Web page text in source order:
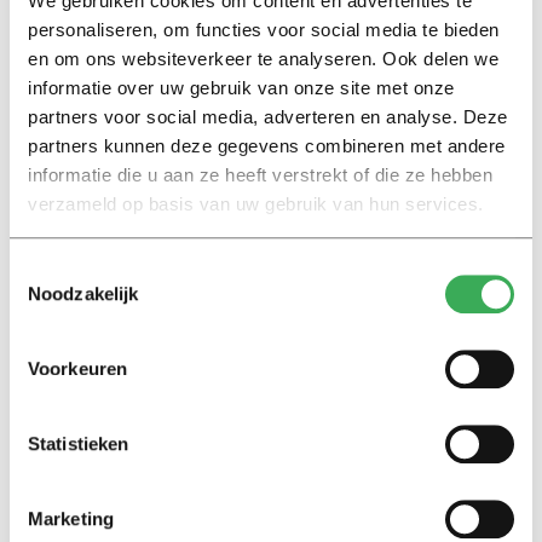
personaliseren, om functies voor social media te bieden
en om ons websiteverkeer te analyseren. Ook delen we
informatie over uw gebruik van onze site met onze
partners voor social media, adverteren en analyse. Deze
partners kunnen deze gegevens combineren met andere
informatie die u aan ze heeft verstrekt of die ze hebben
verzameld op basis van uw gebruik van hun services.
Noodzakelijk
Voorkeuren
Statistieken
Marketing
lichting studenten heeft voor zover bekend geen
klachten over hem.
De UvA heeft kritiek op het NRC-artikel. Het bestuur
“betreurt het ten zeerste dat deze studenten dit
hebben moeten ervaren”, staat in een reactie. “Sociale
veiligheid moet bespreekbaar zijn, in de organisatie én
in de media.”
Maar het NRC-artikel op basis van anonieme bronnen
van de docent en zijn directe collega’s zou te weinig zijn
weinig gebeurd is met de meldingen.
Studenten van de Universiteit van Amsterdam (UvA)
hebben dit weekend verontwaardigd gereageerd op het